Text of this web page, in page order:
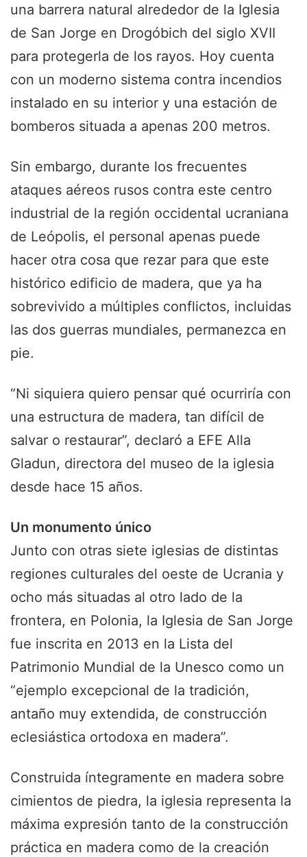
una barrera natural alrededor de la Iglesia
de San Jorge en Drogóbich del siglo XVII
para protegerla de los rayos. Hoy cuenta
con un moderno sistema contra incendios
instalado en su interior y una estación de
bomberos situada a apenas 200 metros.
Sin embargo, durante los frecuentes
ataques aéreos rusos contra este centro
industrial de la región occidental ucraniana
de Leópolis, el personal apenas puede
hacer otra cosa que rezar para que este
histórico edificio de madera, que ya ha
sobrevivido a múltiples conflictos, incluidas
las dos guerras mundiales, permanezca en
pie.
“Ni siquiera quiero pensar qué ocurriría con
una estructura de madera, tan difícil de
salvar o restaurar”, declaró a EFE Alla
Gladun, directora del museo de la iglesia
desde hace 15 años.
Un monumento único
Junto con otras siete iglesias de distintas
regiones culturales del oeste de Ucrania y
ocho más situadas al otro lado de la
frontera, en Polonia, la Iglesia de San Jorge
fue inscrita en 2013 en la Lista del
Patrimonio Mundial de la Unesco como un
“ejemplo excepcional de la tradición,
antaño muy extendida, de construcción
eclesiástica ortodoxa en madera”.
Construida íntegramente en madera sobre
cimientos de piedra, la iglesia representa la
máxima expresión tanto de la construcción
práctica en madera como de la creación